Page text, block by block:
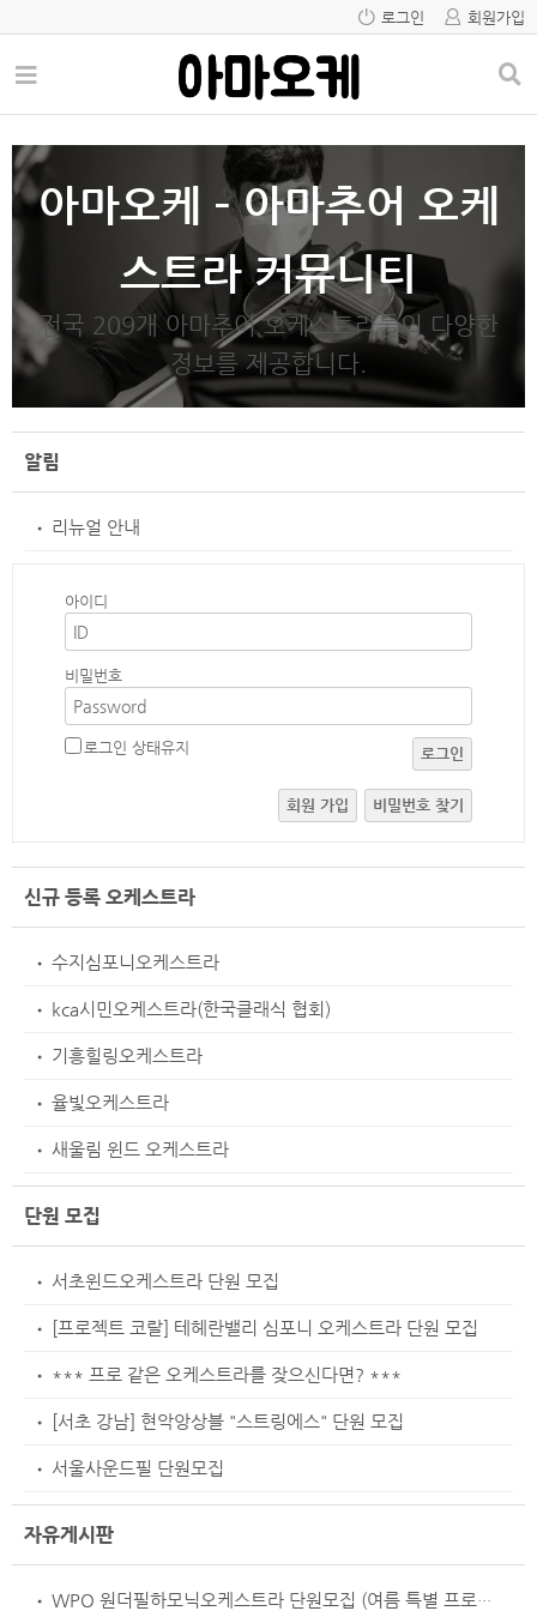
로그인 회원가입
아마오케 – 아마추어 오케
스트라 커뮤니티
전국 209개 아마추어 오케스트라들의 다양한
정보를 제공합니다.
알림
• 리뉴얼 안내
아이디
비밀번호
로그인 상태유지 로그인
회원 가입 비밀번호 찾기
신규 등록 오케스트라
• 수지심포니오케스트라
• kca시민오케스트라(한국클래식 협회)
• 기흥힐링오케스트라
• 율빛오케스트라
• 새울림 윈드 오케스트라
단원 모집
• 서초윈드오케스트라 단원 모집
• [프로젝트 코랄] 테헤란밸리 심포니 오케스트라 단원 모집
• *** 프로 같은 오케스트라를 잦으신다면? ***
• [서초 강남] 현악앙상블 "스트링에스" 단원 모집
• 서울사운드필 단원모집
자유게시판
• WPO 원더필하모닉오케스트라 단원모집 (여름 특별 프로모션 적용)